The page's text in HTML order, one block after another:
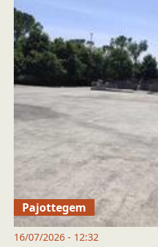
Pajottegem
16/07/2026 - 12:32